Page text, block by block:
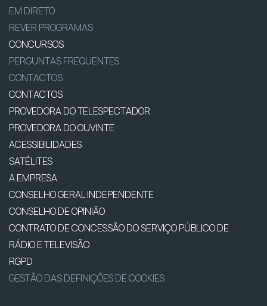
EM DIRETO
REVER PROGRAMAS
CONCURSOS
PERGUNTAS FREQUENTES
CONTACTOS
CONTACTOS
PROVEDORA DO TELESPECTADOR
PROVEDORA DO OUVINTE
ACESSIBILIDADES
SATÉLITES
A EMPRESA
CONSELHO GERAL INDEPENDENTE
CONSELHO DE OPINIÃO
CONTRATO DE CONCESSÃO DO SERVIÇO PÚBLICO DE
RÁDIO E TELEVISÃO
RGPD
GESTÃO DAS DEFINIÇÕES DE COOKIES